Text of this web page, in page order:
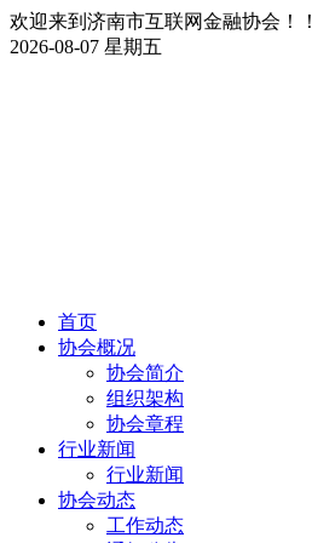
欢迎来到济南市互联网金融协会！！
2026-08-07 星期五
首页
协会概况
协会简介
组织架构
协会章程
行业新闻
行业新闻
协会动态
工作动态